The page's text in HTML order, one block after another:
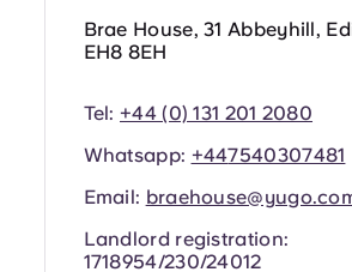
Brae House, 31 Abbeyhill,
EH8 8EH
Tel: +44 (0) 131 201 2080
Whatsapp: +447540307481
Email:
Landlord registration:
1718954/230/24012